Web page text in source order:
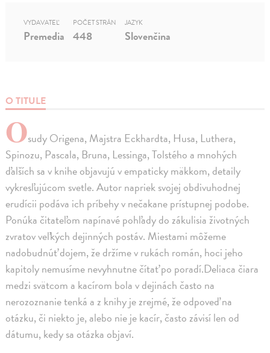
O TITULE
Osudy Origena, Majstra Eckhardta, Husa, Luthera,
Spinozu, Pascala, Bruna, Lessinga, Tolstého a mnohých
ďalších sa v knihe objavujú v empaticky mäkkom, detaily
vykresľujúcom svetle. Autor napriek svojej obdivuhodnej
erudícii podáva ich príbehy v nečakane prístupnej podobe.
Ponúka čitateľom napínavé pohľady do zákulisia životných
zvratov veľkých dejinných postáv. Miestami môžeme
nadobudnúť dojem, že držíme v rukách román, hoci jeho
kapitoly nemusíme nevyhnutne čítať po poradí.Deliaca čiara
medzi svätcom a kacírom bola v dejinách často na
nerozoznanie tenká a z knihy je zrejmé, že odpoveď na
otázku, či niekto je, alebo nie je kacír, často závisí len od
dátumu, kedy sa otázka objaví.
VYDAVATEĽ
Premedia
POČET STRÁN
448
JAZYK
Slovenčina